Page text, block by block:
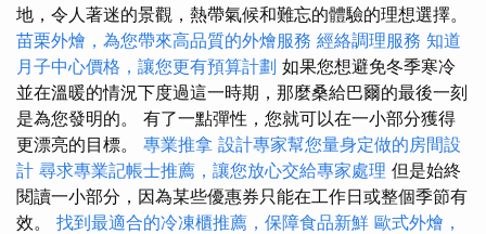
地，令人著迷的景觀，熱帶氣候和難忘的體驗的理想選擇。
苗栗外燴，為您帶來高品質的外燴服務 經絡調理服務 知道
月子中心價格，讓您更有預算計劃 如果您想避免冬季寒冷
並在溫暖的情況下度過這一時期，那麼桑給巴爾的最後一刻
是為您發明的。 有了一點彈性，您就可以在一小部分獲得
更漂亮的目標。 專業推拿 設計專家幫您量身定做的房間設
計 尋求專業記帳士推薦，讓您放心交給專家處理 但是始終
閱讀一小部分，因為某些優惠券只能在工作日或整個季節有
效。 找到最適合的冷凍櫃推薦，保障食品新鮮 歐式外燴，